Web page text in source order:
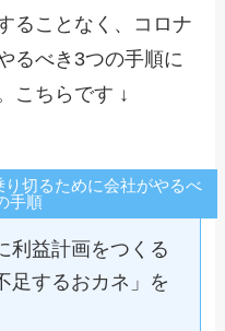
ることなく、コロナ
るべき3つの手順に
こちらです ↓
切るために会社がやるべ
手順
利益計画をつくる
足するおカネ」を